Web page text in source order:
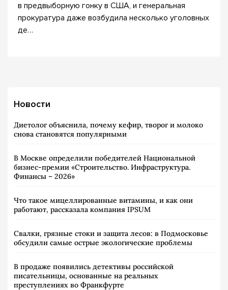
в предвыборную гонку в США, и генеральная
прокуратура даже возбудила несколько уголовных
де…
Новости
Диетолог объяснила, почему кефир, творог и молоко
снова становятся популярными
В Москве определили победителей Национальной
бизнес-премии «Строительство. Инфраструктура.
Финансы – 2026»
Что такое мицеллированные витамины, и как они
работают, рассказала компания IPSUM
Свалки, грязные стоки и защита лесов: в Подмосковье
обсудили самые острые экологические проблемы
В продаже появились детективы российской
писательницы, основанные на реальных
преступлениях во Франкфурте